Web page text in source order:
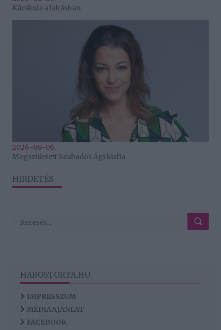
Kánikula a lakásban
2026-08-06.
Megszületett Szabados Ági kisfia
HIRDETÉS
HABOSTORTA.HU
IMPRESSZUM
MÉDIAAJÁNLAT
FACEBOOK